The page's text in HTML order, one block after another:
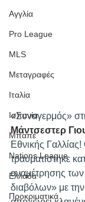
Αγγλία
Pro League
MLS
Μεταγραφές
Ιταλία
Ισπανία
Μπαπέ
Nations League
Ελλάδα
Προκριματικά
«Συναγερμός»
Μάντσεστερ
Εθνικής
τραυματίστηκε
αναμέτρησης
διαβόλων» με την